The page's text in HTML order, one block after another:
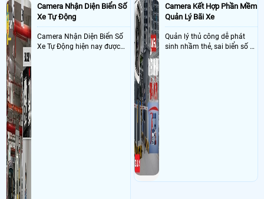
Camera Nhận Diện Biển Số
Xe Tự Động
Camera Nhận Diện Biển Số
Xe Tự Động hiện nay được
Camera Kết Hợp Phần Mềm
Quản Lý Bãi Xe
Quản lý thủ công dễ phát
sinh nhầm thẻ, sai biển số và